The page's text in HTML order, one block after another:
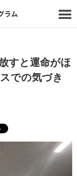
ラム
すと運命がほ
での気づき